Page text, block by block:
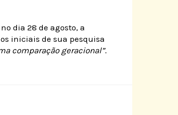
dia 28 de agosto, a
iniciais de sua pesquisa
comparação geracional”.